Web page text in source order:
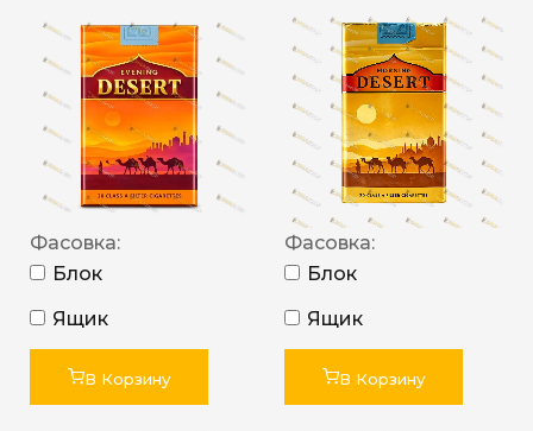
Фасовка:
Блок
Ящик
В Корзину
Фасовка:
Блок
Ящик
В Корзину